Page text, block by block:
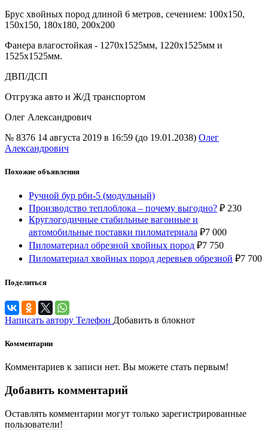
Брус хвойных пород длиной 6 метров, сечением: 100х150,
150х150, 180х180, 200х200
Фанера влагостойкая - 1270х1525мм, 1220х1525мм и
1525х1525мм.
ДВП/ДСП
Отгрузка авто и Ж/Д транспортом
Олег Александрович
№ 8376 14 августа 2019 в 16:59 (до 19.01.2038) Олег
Александрович
Похожие объявления
Ручной бур рби-5 (модульный)
Производство теплоблока – почему выгодно? ₽ 230
Круглогодичные стабильные вагонные и
автомобильные поставки пиломатериала ₽7 000
Пиломатериал обрезной хвойных пород ₽7 750
Пиломатериал хвойных пород деревьев обрезной ₽7 700
Поделиться
Написать автору Телефон Добавить в блокнот
Комментарии
Комментариев к записи нет. Вы можете стать первым!
Добавить комментарий
Оставлять комментарии могут только зарегистрированные
пользователи!